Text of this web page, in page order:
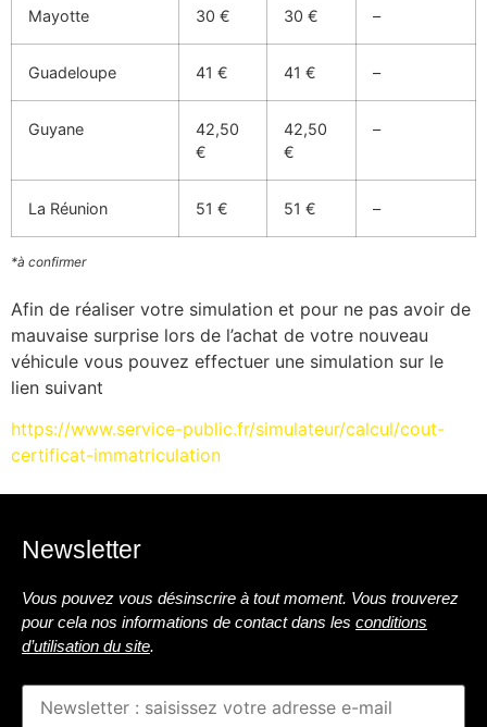
Mayotte 30 € 30 € –
Guadeloupe 41 € 41 € –
Guyane
42,50
€
42,50
€
–
La Réunion 51 € 51 € –
*à confirmer
Afin de réaliser votre simulation et pour ne pas avoir de
mauvaise surprise lors de l’achat de votre nouveau
véhicule vous pouvez effectuer une simulation sur le
lien suivant
https://www.service-public.fr/simulateur/calcul/cout-
certificat-immatriculation
Newsletter
Vous pouvez vous désinscrire à tout moment. Vous trouverez
pour cela nos informations de contact dans les conditions
d’utilisation du site.